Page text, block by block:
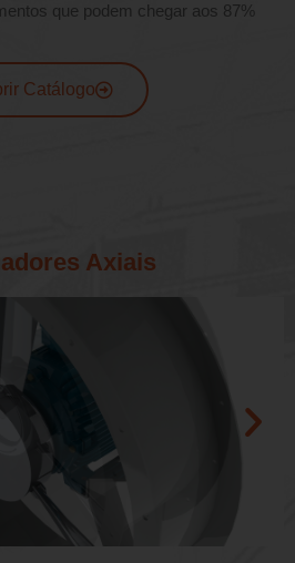
que podem chegar aos 87%
Catálogo
Axiais